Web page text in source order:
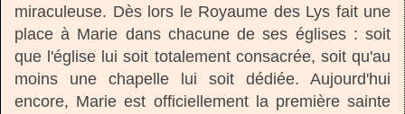
miraculeuse. Dès lors le Royaume des Lys fait une
place à Marie dans chacune de ses églises : soit
que l'église lui soit totalement consacrée, soit qu'au
moins une chapelle lui soit dédiée. Aujourd'hui
encore, Marie est officiellement la première sainte